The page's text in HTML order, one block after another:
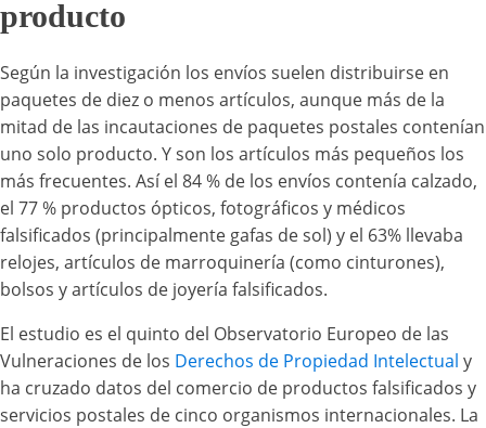
producto
Según la investigación los envíos suelen distribuirse en
paquetes de diez o menos artículos, aunque más de la
mitad de las incautaciones de paquetes postales contenían
uno solo producto. Y son los artículos más pequeños los
más frecuentes. Así el 84 % de los envíos contenía calzado,
el 77 % productos ópticos, fotográficos y médicos
falsificados (principalmente gafas de sol) y el 63% llevaba
relojes, artículos de marroquinería (como cinturones),
bolsos y artículos de joyería falsificados.
El estudio es el quinto del Observatorio Europeo de las
Vulneraciones de los Derechos de Propiedad Intelectual y
ha cruzado datos del comercio de productos falsificados y
servicios postales de cinco organismos internacionales. La